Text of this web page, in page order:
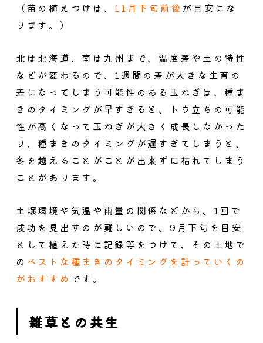
（苗の植えつけは、 11月下旬前後 が目安にな
ります。）
北は北海道、南は九州まで、温度差や土の特性
などが変わるので、1週間の差が大きな生育の
差になってしまう可能性のある玉ねぎは、種ま
きのタイミングが早すぎると、
トウ立ちの可能
性が高くなって玉ねぎが大きく成長しなかった
り、種まきのタイミングが遅すぎてしまうと、
冬を越えることがことが出来ずに枯れてしまう
こと があります。
土壌環境や気温や雨量の関係などから、1回で
成功を見出すのが難しいので、9月下旬を目安
として植えた時に記録等をつけて、その土地で
の ベストな種まきのタイミングを計っていくの
がおすすめ です。
雑草との共生